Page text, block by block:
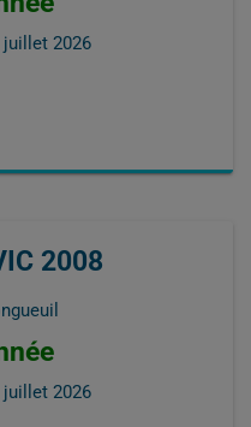
juillet 2026
2008
juillet 2026